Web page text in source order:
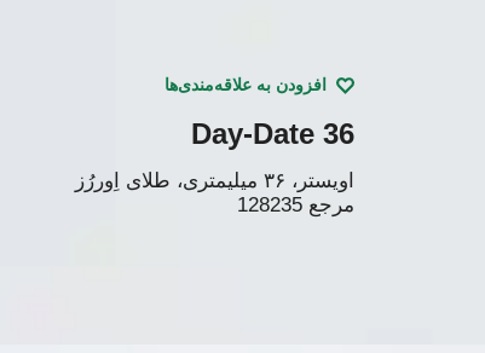
افزودن به علاقه‌مندی‌ها
Day-Date 36
اویستر، ٣۶ میلیمتری، طلای اِوررُز
مرجع 128235